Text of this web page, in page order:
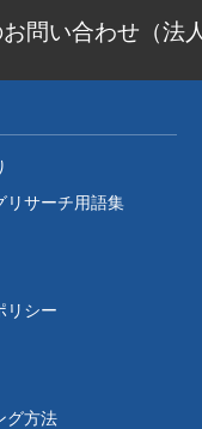
問い合わせ（法
リサーチ用語集
リシー
グ方法